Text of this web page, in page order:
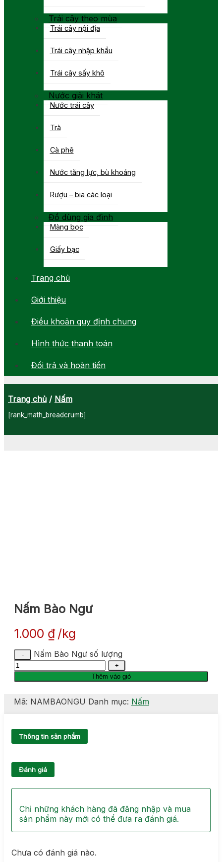
Trái cây theo mùa
Trái cây nội địa
Trái cây nhập khẩu
Trái cây sấy khô
Nước giải khát
Nước trái cây
Trà
Cà phê
Nước tăng lực, bù khoáng
Rượu – bia các loại
Đồ dùng gia đình
Màng bọc
Giấy bạc
Trang chủ
Giới thiệu
Điều khoản quy định chung
Hình thức thanh toán
Đổi trả và hoàn tiền
Trang chủ / Nấm
[rank_math_breadcrumb]
Nấm Bào Ngư
1.000 ₫ kg
Nấm Bào Ngư số lượng
Thêm vào giỏ
Mã: NAMBAONGU Danh mục: Nấm
Đánh giá
Chưa có đánh giá nào.
Chỉ những khách hàng đã đăng nhập và mua
sản phẩm này mới có thể đưa ra đánh giá.
Thông tin sản phẩm